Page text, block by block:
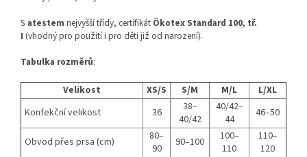
S atestem nejvyšší třídy, certifikát Ökotex Standard 100, tř.
I (vhodný pro použití i pro děti již od narození).
Tabulka rozměrů:
Velikost XS/S S/M M/L
L/XL
Konfekční velikost
36
38–
40/42
40/42–
44
46–50
Obvod přes prsa (cm)
80–
90
90–100
100–
110
110–
120